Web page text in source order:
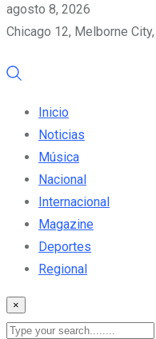
agosto 8, 2026
Chicago 12, Melborne
Inicio
Noticias
Música
Nacional
Internacional
Magazine
Deportes
Regional
×